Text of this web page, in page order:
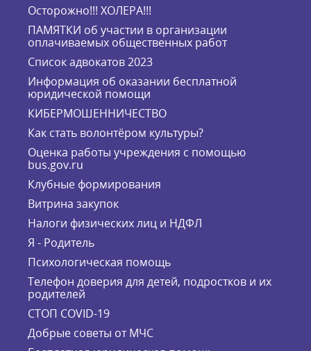
Осторожно!!! ХОЛЕРА!!!
ПАМЯТКИ об участии в организации
оплачиваемых общественных работ
Список адвокатов 2023
Информация об оказании бесплатной
юридической помощи
КИБЕРМОШЕННИЧЕСТВО
Как стать волонтёром культуры?
Оценка работы учреждения с помощью
bus.gov.ru
Клубные формирования
Витрина закупок
Налоги физических лиц и НДФЛ
Я - Родитель
Психологическая помощь
Телефон доверия для детей, подростков и их
родителей
СТОП COVID-19
Добрые советы от МЧС